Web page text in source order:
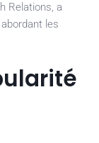
Relations, a
les